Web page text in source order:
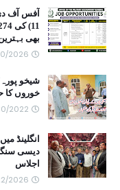
بھی
7/30/2026
شیخو
خوروں کا
4/30/2022
دیسی
اجلاس
5/22/2026